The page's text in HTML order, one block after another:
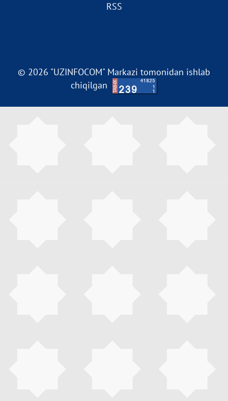
RSS
© 2026 "UZINFOCOM" Markazi tomonidan ishlab
chiqilgan